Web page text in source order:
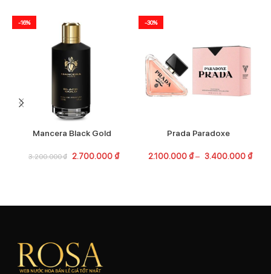
-16%
Mancera Black Gold
3.200.000₫ 2.700.000 ₫
-30%
Prada Paradoxe
2.100.000 ₫– 3.400.000 ₫